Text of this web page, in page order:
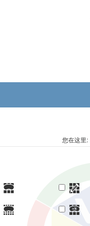
您在这里: